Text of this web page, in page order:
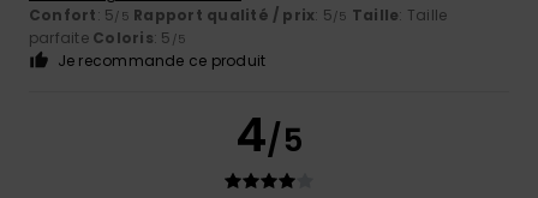
Confort: 5/5 Rapport qualité / prix: 5/5 Taille: Taille
parfaite Coloris: 5 /5
Je recommande ce produit
4/5